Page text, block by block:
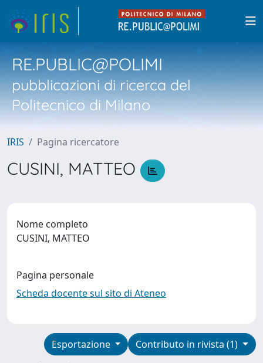
RE.PUBLIC@POLIMI
pubblicazioni di ricerca del
Politecnico di Milano
IRIS Pagina ricercatore
CUSINI, MATTEO
Nome completo
CUSINI, MATTEO
Pagina personale
Scheda docente sul sito di Ateneo
Contributo in rivista (1)
Esportazione